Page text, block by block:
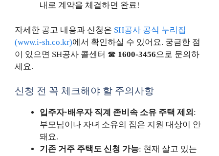
내로 계약을 체결하면 완료!
자세한 공고 내용과 신청은 SH공사 공식 누리집
(www.i-sh.co.kr)에서 확인하실 수 있어요. 궁금한 점
이 있으면 SH공사 콜센터 ☎ 1600-3456으로 문의하
세요.
신청 전 꼭 체크해야 할 주의사항
입주자·배우자 직계 존비속 소유 주택 제외 :
부모님이나 자녀 소유의 집은 지원 대상이 안
돼요.
기존 거주 주택도 신청 가능: 현재 살고 있는